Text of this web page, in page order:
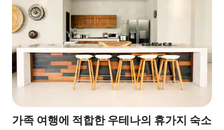
가족 여행에 적합한 우테나의 휴가지 숙소